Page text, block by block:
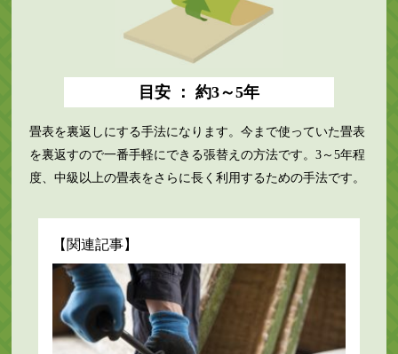
目安 ： 約3～5年
畳表を裏返しにする手法になります。今まで使っていた畳表
を裏返すので一番手軽にできる張替えの方法です。3～5年程
度、中級以上の畳表をさらに長く利用するための手法です。
【関連記事】